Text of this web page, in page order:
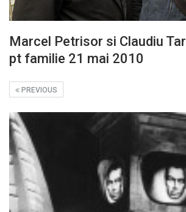
Marcel Petrisor si Claudiu
pt familie 21 mai 2010
PREVIOUS